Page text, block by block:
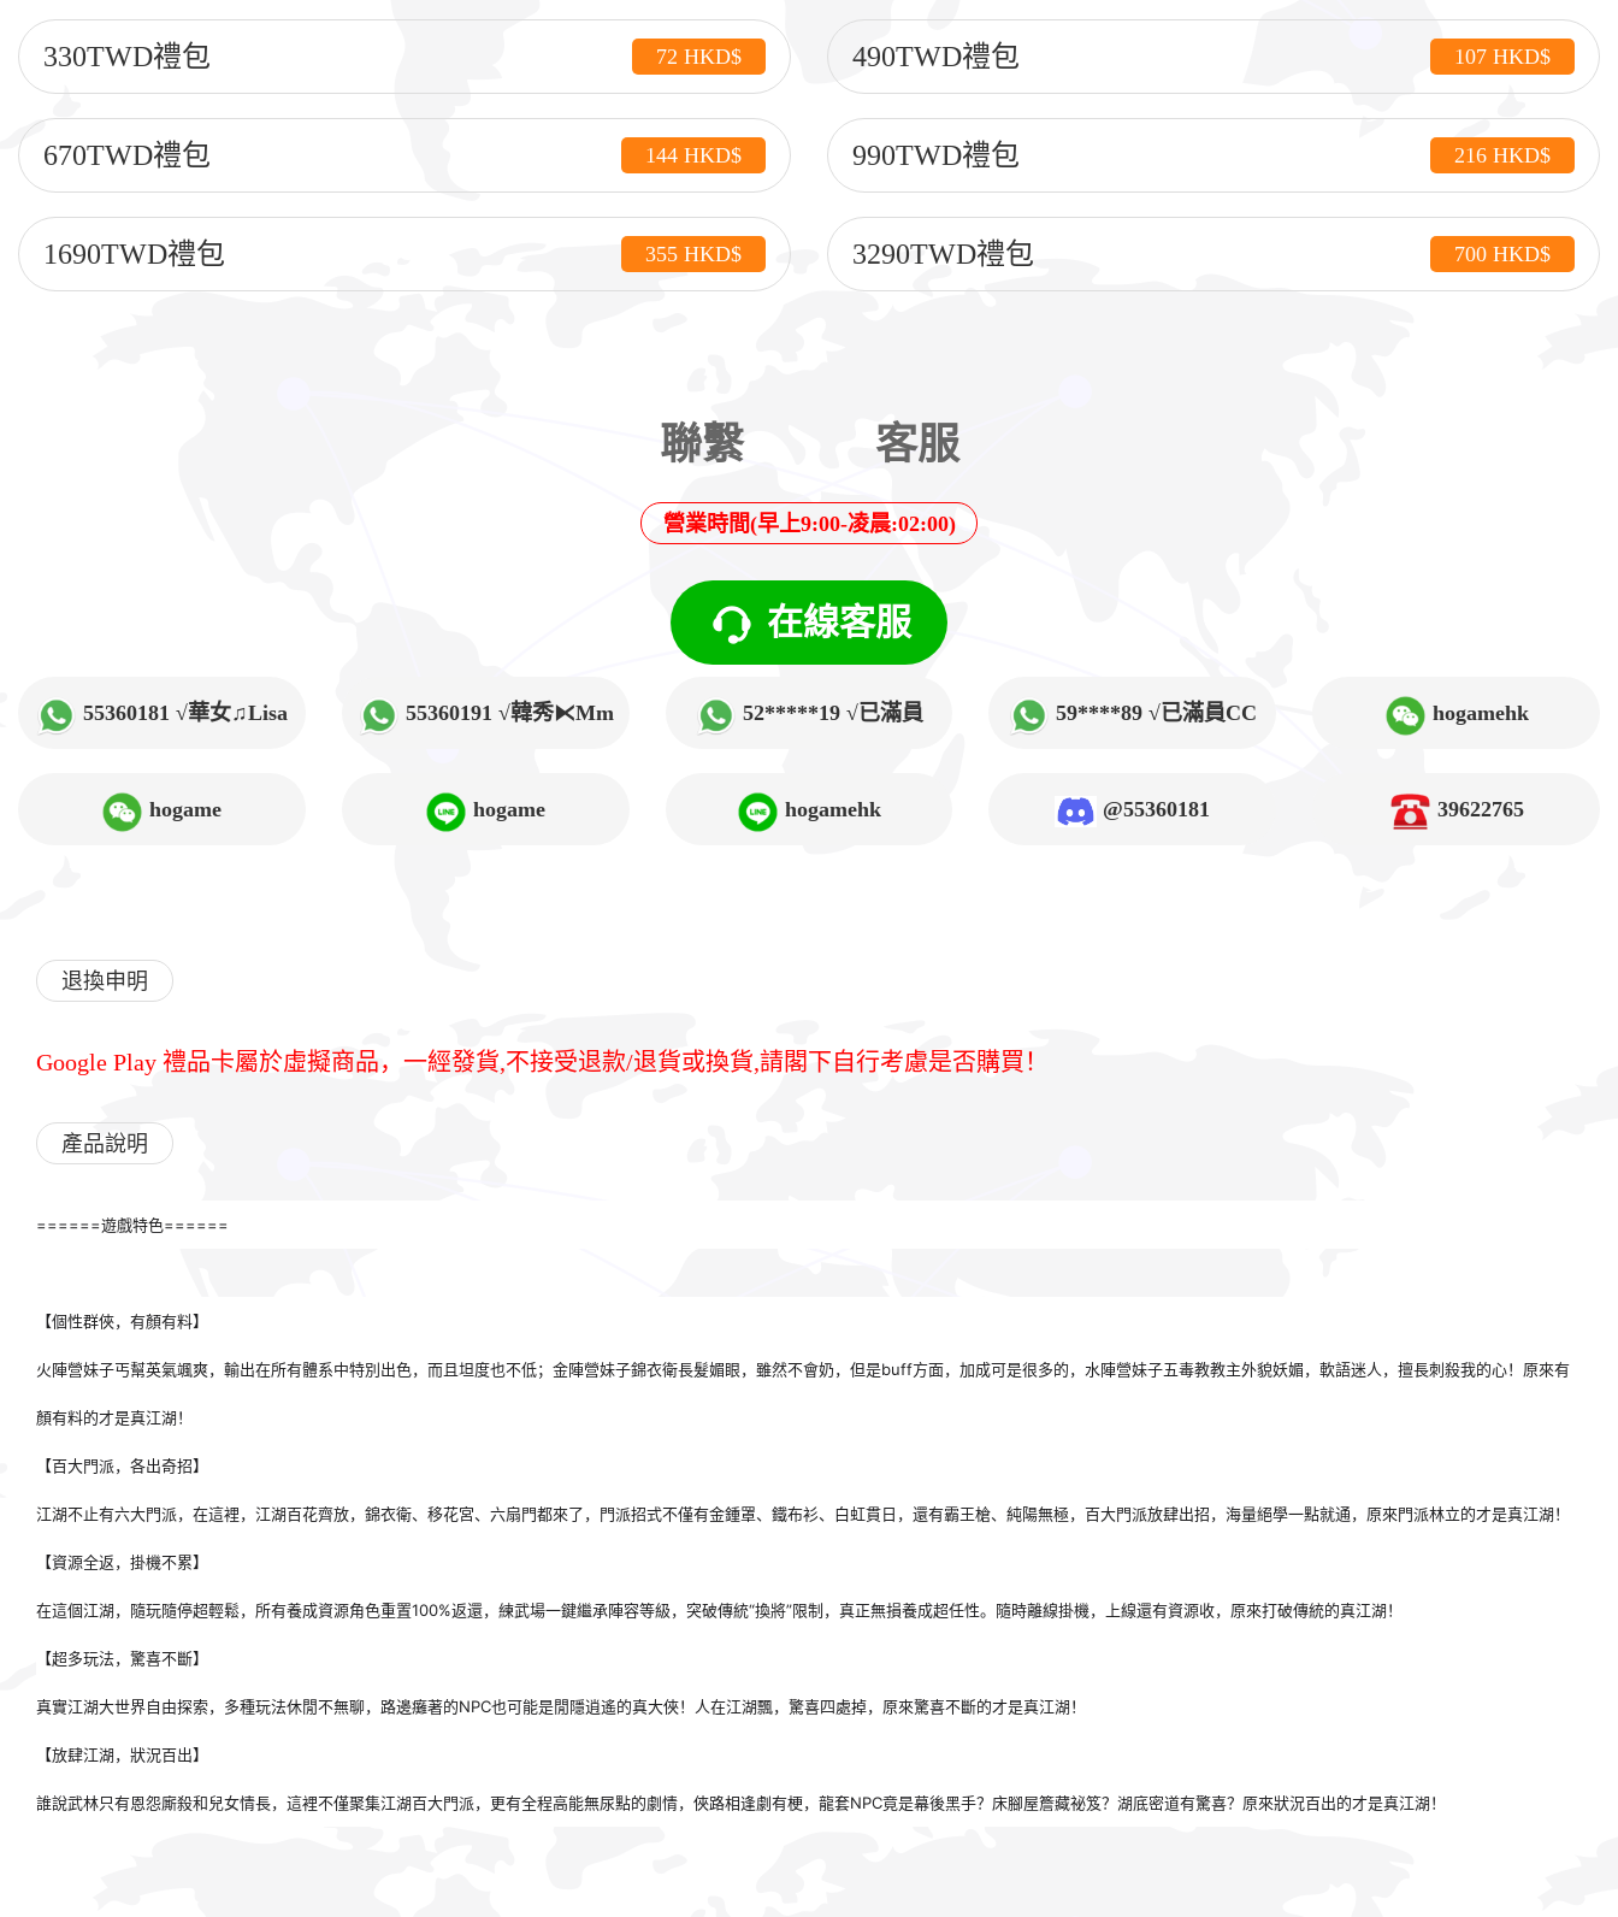
330TWD禮包 72 HKD$ 490TWD禮包 107 HKD$
670TWD禮包 144 HKD$ 990TWD禮包 216 HKD$
1690TWD禮包 355 HKD$ 3290TWD禮包 700 HKD$
聯繫 客服
營業時間(早上9:00-凌晨:02:00)
在線客服
55360181 √華女♫Lisa 55360191 √韓秀⧔Mm 52*****19 √已滿員 59****89 √已滿員CC hogamehk
hogame hogame hogamehk @55360181 39622765
退換申明
Google Play 禮品卡屬於虛擬商品，一經發貨,不接受退款/退貨或換貨,請閣下自行考慮是否購買！
產品說明
======遊戲特色======
【個性群俠，有顏有料】
火陣營妹子丐幫英氣颯爽，輸出在所有體系中特別出色，而且坦度也不低；金陣營妹子錦衣衛長髮媚眼，雖然不會奶，但是buff方面，加成可是很多的，水陣營妹子五毒教教主外貌妖媚，軟語迷人，擅長刺殺我的心！原來有
顏有料的才是真江湖！
【百大門派，各出奇招】
江湖不止有六大門派，在這裡，江湖百花齊放，錦衣衛、移花宮、六扇門都來了，門派招式不僅有金鍾罩、鐵布衫、白虹貫日，還有霸王槍、純陽無極，百大門派放肆出招，海量絕學一點就通，原來門派林立的才是真江湖！
【資源全返，掛機不累】
在這個江湖，隨玩隨停超輕鬆，所有養成資源角色重置100%返還，練武場一鍵繼承陣容等級，突破傳統“換將”限制，真正無損養成超任性。隨時離線掛機，上線還有資源收，原來打破傳統的真江湖！
【超多玩法，驚喜不斷】
真實江湖大世界自由探索，多種玩法休閒不無聊，路邊癱著的NPC也可能是閒隱逍遙的真大俠！人在江湖飄，驚喜四處掉，原來驚喜不斷的才是真江湖！
【放肆江湖，狀況百出】
誰說武林只有恩怨廝殺和兒女情長，這裡不僅聚集江湖百大門派，更有全程高能無尿點的劇情，俠路相逢劇有梗，龍套NPC竟是幕後黑手？床腳屋簷藏祕笈？湖底密道有驚喜？原來狀況百出的才是真江湖！